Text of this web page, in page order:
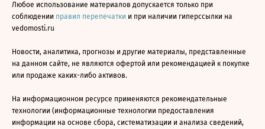
Любое использование материалов допускается только при
соблюдении правил перепечатки и при наличии гиперссылки на
vedomosti.ru
Новости, аналитика, прогнозы и другие материалы, представленные
на данном сайте, не являются офертой или рекомендацией к покупке
или продаже каких-либо активов.
На информационном ресурсе применяются рекомендательные
технологии (информационные технологии предоставления
информации на основе сбора, систематизации и анализа сведений,